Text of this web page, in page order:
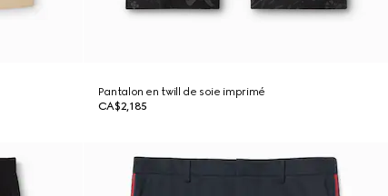
Pantalon en twill de soie imprimé
CA$2,185